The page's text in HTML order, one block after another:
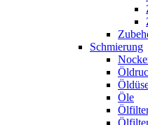
Schmierung
Öle